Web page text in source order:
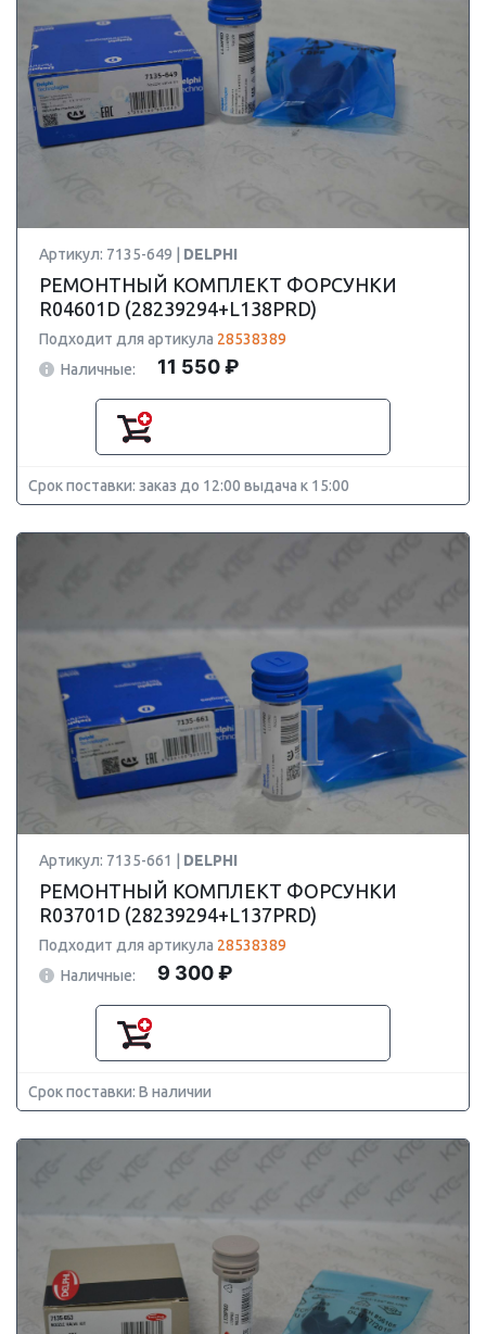
Артикул: 7135-649 | DELPHI
РЕМОНТНЫЙ КОМПЛЕКТ ФОРСУНКИ
R04601D (28239294+L138PRD)
Подходит для артикула 28538389
Наличные:
11 550 ₽
Срок поставки: заказ до 12:00 выдача к 15:00
Артикул: 7135-661 | DELPHI
РЕМОНТНЫЙ КОМПЛЕКТ ФОРСУНКИ
R03701D (28239294+L137PRD)
Подходит для артикула 28538389
Наличные:
9 300 ₽
Срок поставки: В наличии